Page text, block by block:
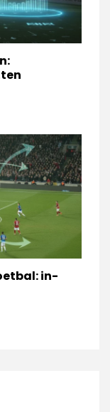
in-